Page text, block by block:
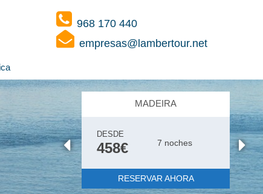
968 170 440
empresas@lambertour.net
OPORTO
DESDE
513€
Sólo
RESERVAR AHORA